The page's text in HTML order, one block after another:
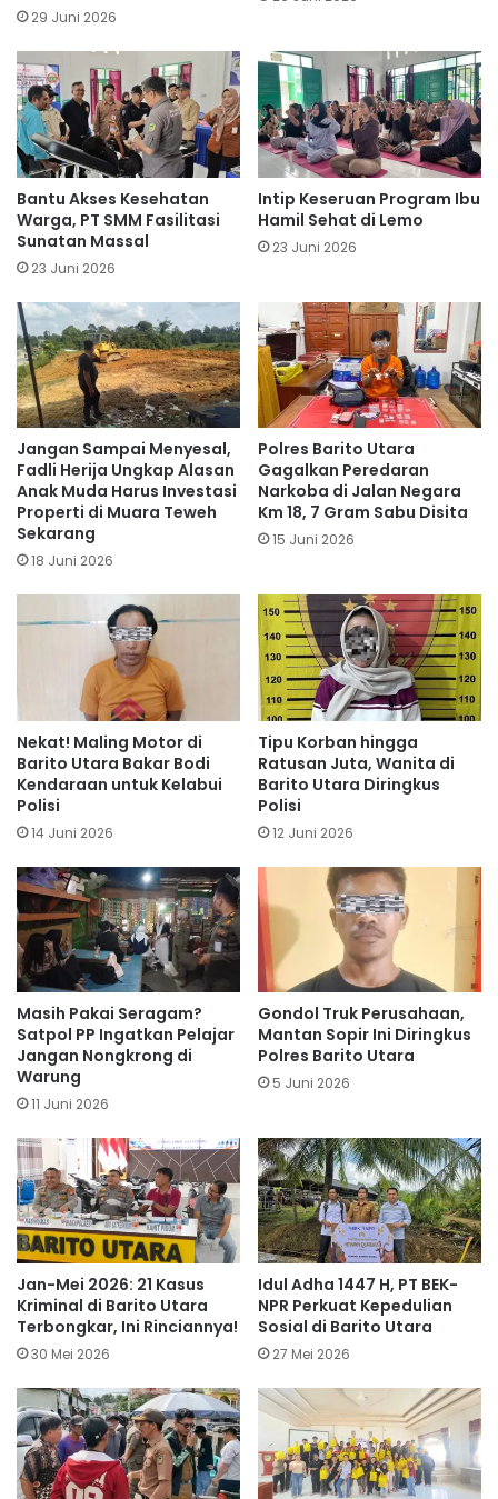
29 Juni 2026
Bantu Akses Kesehatan
Warga, PT SMM Fasilitasi
Sunatan Massal
23 Juni 2026
Intip Keseruan Program Ibu
Hamil Sehat di Lemo
23 Juni 2026
Jangan Sampai Menyesal,
Fadli Herija Ungkap Alasan
Anak Muda Harus Investasi
Properti di Muara Teweh
Sekarang
18 Juni 2026
Polres Barito Utara
Gagalkan Peredaran
Narkoba di Jalan Negara
Km 18, 7 Gram Sabu Disita
15 Juni 2026
Nekat! Maling Motor di
Barito Utara Bakar Bodi
Kendaraan untuk Kelabui
Polisi
14 Juni 2026
Tipu Korban hingga
Ratusan Juta, Wanita di
Barito Utara Diringkus
Polisi
12 Juni 2026
Masih Pakai Seragam?
Satpol PP Ingatkan Pelajar
Jangan Nongkrong di
Warung
11 Juni 2026
Gondol Truk Perusahaan,
Mantan Sopir Ini Diringkus
Polres Barito Utara
5 Juni 2026
Jan-Mei 2026: 21 Kasus
Kriminal di Barito Utara
Terbongkar, Ini Rinciannya!
30 Mei 2026
Idul Adha 1447 H, PT BEK-
NPR Perkuat Kepedulian
Sosial di Barito Utara
27 Mei 2026